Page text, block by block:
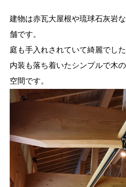
建物は赤瓦大屋根や琉球石灰岩
舗です。
庭も手入れされていて綺麗でした
内装も落ち着いたシンプルで木
空間です。